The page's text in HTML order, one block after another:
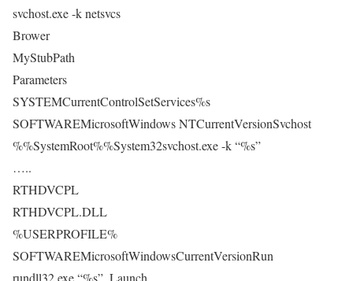
svchost.exe -k netsvcs
Brower
MyStubPath
Parameters
SYSTEMCurrentControlSetServices%s
SOFTWAREMicrosoftWindows NTCurrentVersionSvchost
%%SystemRoot%%System32svchost.exe -k “%s”
…..
RTHDVCPL
RTHDVCPL.DLL
%USERPROFILE%
SOFTWAREMicrosoftWindowsCurrentVersionRun
rundll32.exe “%s”, Launch